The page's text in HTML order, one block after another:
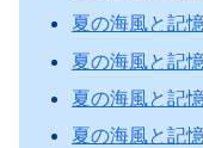
夏の海風と記
夏の海風と記
夏の海風と記
夏の海風と記